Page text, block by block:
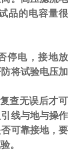
品的电容量很
停电，接地放
将试验电压加
查无误后才可
线与地与操作
可靠接地，要
。